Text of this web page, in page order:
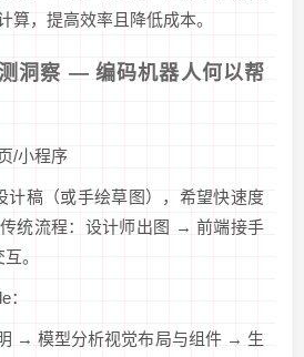
算，提高效率且降低成本。
洞察 — 编码机器人何以帮
/小程序
计稿（或手绘草图），希望快速度
统流程：设计师出图 → 前端接手
。
→ 模型分析视觉布局与组件 → 生